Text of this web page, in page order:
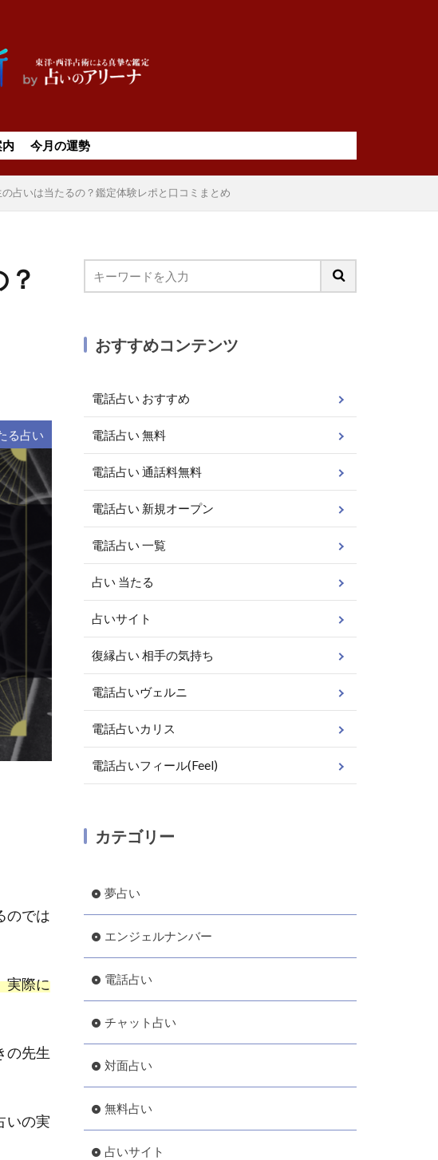
内 今月の運勢
占いは当たるの？鑑定体験レポと口コミまとめ
る占い
のでは
実際に
の先生
いの実
おすすめコンテンツ
電話占い おすすめ
電話占い 無料
電話占い 通話料無料
電話占い 新規オープン
電話占い 一覧
占い 当たる
占いサイト
復縁占い 相手の気持ち
電話占いヴェルニ
電話占いカリス
電話占いフィール(Feel)
カテゴリー
夢占い
エンジェルナンバー
電話占い
チャット占い
対面占い
無料占い
占いサイト